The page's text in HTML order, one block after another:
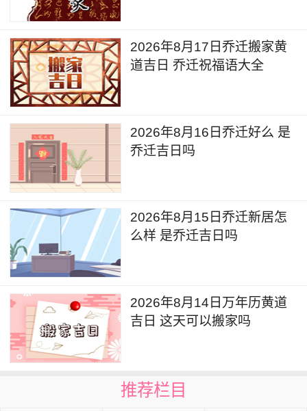
2026年8月17日乔迁搬家黄
道吉日 乔迁祝福语大全
2026年8月16日乔迁好么 是
乔迁吉日吗
2026年8月15日乔迁新居怎
么样 是乔迁吉日吗
2026年8月14日万年历黄道
吉日 这天可以搬家吗
推荐栏目